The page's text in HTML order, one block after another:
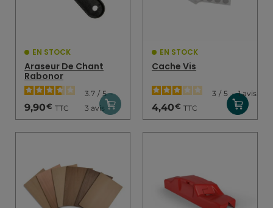
EN STOCK
Araseur De Chant
Rabonor
3.7 / 5-
3avis
9,90€ TTC
EN STOCK
Cache Vis
3 / 5 - 1avis
4,40€ TTC